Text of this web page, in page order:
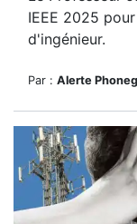
IEEE 2025
d'ingénieur.
Par : Alerte